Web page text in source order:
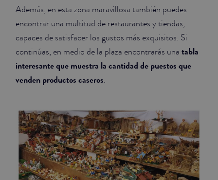
Además, en esta zona maravillosa también puedes
encontrar una multitud de restaurantes y tiendas,
capaces de satisfacer los gustos más exquisitos. Si
continúas, en medio de la plaza encontrarás una tabla
interesante que muestra la cantidad de puestos que
venden productos caseros.